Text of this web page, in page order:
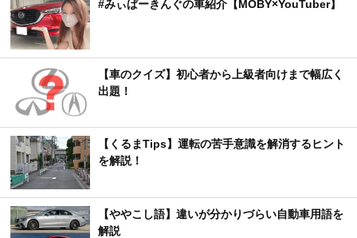
#みぃぱーきんぐの車紹介【MOBY×YouTuber】
【車のクイズ】初心者から上級者向けまで幅広く
出題！
【くるまTips】運転の苦手意識を解消するヒント
を解説！
【ややこし語】違いが分かりづらい自動車用語を
解説